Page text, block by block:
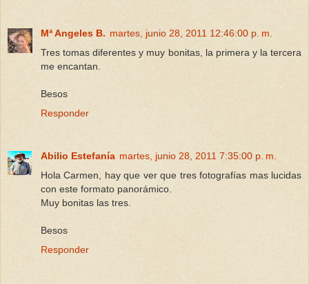
Mª Angeles B. martes, junio 28, 2011 12:46:00 p. m.
Tres tomas diferentes y muy bonitas, la primera y la tercera
me encantan.
Besos
Responder
Abilio Estefanía martes, junio 28, 2011 7:35:00 p. m.
Hola Carmen, hay que ver que tres fotografías mas lucidas
con este formato panorámico.
Muy bonitas las tres.
Besos
Responder